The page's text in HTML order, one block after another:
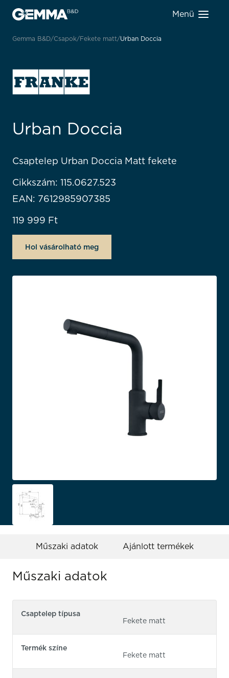
Menü
Gemma B&D Csapok Fekete matt Urban Doccia
Urban Doccia
Csaptelep Urban Doccia Matt fekete
Cikkszám: 115.0627.523
EAN: 7612985907385
119 999 Ft
Hol vásárolható meg
Műszaki adatok Ajánlott termékek
Műszaki adatok
Csaptelep típusa
Fekete matt
Termék színe
Fekete matt